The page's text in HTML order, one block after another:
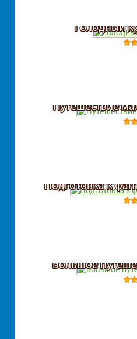
Голодный
Путешествие
Подготовка к
Большое